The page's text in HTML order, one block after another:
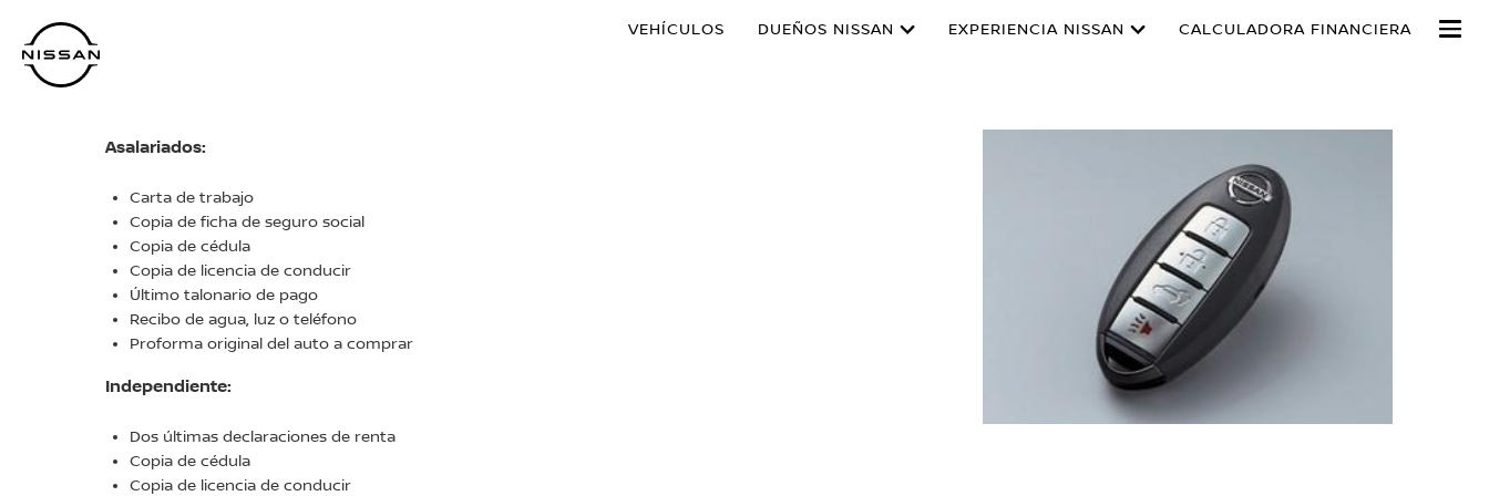
contenido
principal
VEHÍCULOS DUEÑOS NISSAN EXPERIENCIA NISSAN CALCULADORA FINANCIERA
Asalariados:
Carta de trabajo
Copia de ficha de seguro social
Copia de cédula
Copia de licencia de conducir
Último talonario de pago
Recibo de agua, luz o teléfono
Proforma original del auto a comprar
Independiente:
Dos últimas declaraciones de renta
Copia de cédula
Copia de licencia de conducir